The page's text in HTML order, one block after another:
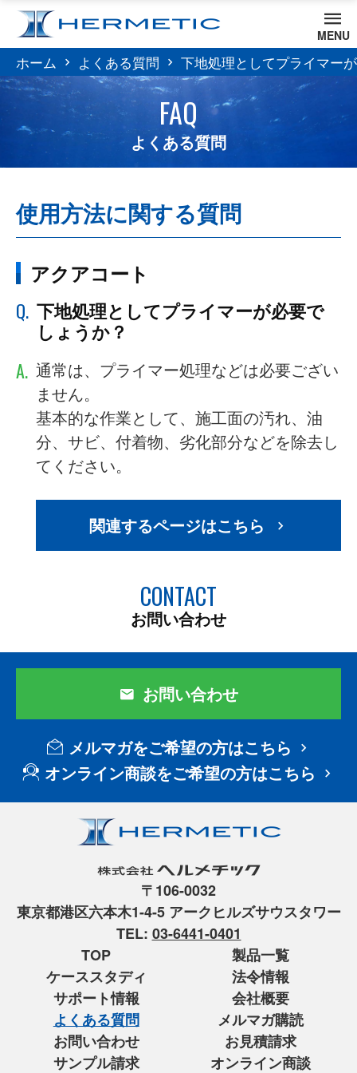
MENU
ホーム よくある質問 下地処理としてプライマー
FAQ
よくある質問
使用方法に関する質問
アクアコート
Q. 下地処理としてプライマーが必要で
しょうか？
A. 通常は、プライマー処理などは必要ござい
ません。
基本的な作業として、施工面の汚れ、油
分、サビ、付着物、劣化部分などを除去し
てください。
関連するページはこちら
CONTACT
お問い合わせ
お問い合わせ
メルマガをご希望の方はこちら
オンライン商談をご希望の方はこちら
〒106-0032
東京都港区六本木1-4-5 アークヒルズサウスタワー
TEL: 03-6441-0401
TOP
製品一覧
ケーススタディ
法令情報
サポート情報
会社概要
よくある質問
メルマガ購読
お問い合わせ
お見積請求
サンプル請求
オンライン商談